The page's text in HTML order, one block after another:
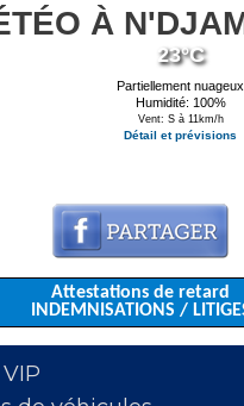
À
23°C
Partiellement nuageux
Humidité: 100%
Vent: S à 11km/h
Détail et prévisions
Attestations de retard
INDEMNISATIONS /